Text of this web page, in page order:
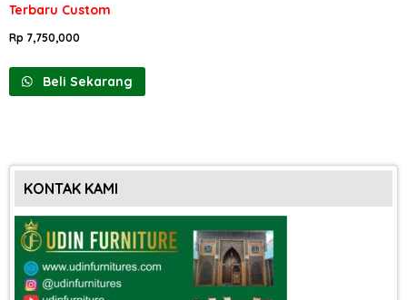
Terbaru Custom
Rp 7,750,000
Beli Sekarang
KONTAK KAMI